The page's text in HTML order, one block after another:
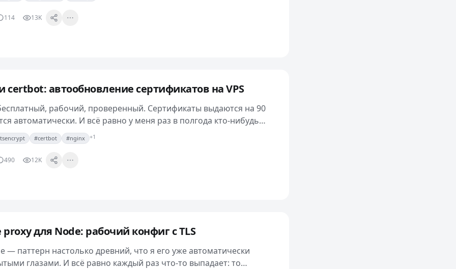
114 13K
certbot: автообновление сертификатов на VPS
рабочий, проверенный. Сертификаты выдаются на 90
автоматически. И всё равно у меня раз в полгода кто-нибудь
показывает истёкший…
#certbot #nginx +1
490 12K
для Node: рабочий конфиг с TLS
— паттерн настолько древний, что я его уже автоматически
глазами. И всё равно каждый раз что-то выпадает: то